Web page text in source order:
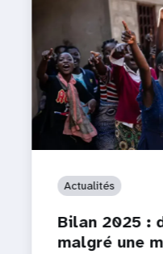
Actualités
Bilan 2025 :
malgré une